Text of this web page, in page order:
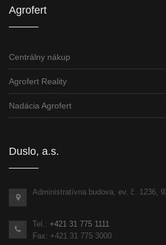
Agrofert
Centrálny nákup
Agrofert Reality
Nadácia Agrofert
Duslo, a.s.
Administratívna budova, ev. č. 1236,
Tel.: +421 31 775 1111
Fax: +421 31 775 3000